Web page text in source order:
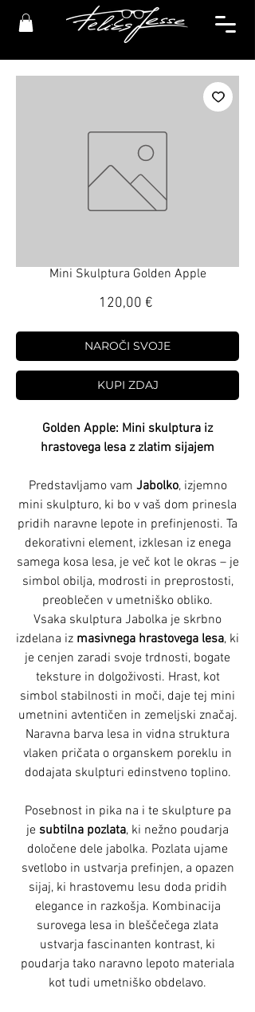
Mini Skulptura Golden Apple
120,00 €Price
NAROČI SVOJE
KUPI ZDAJ
Golden Apple: Mini skulptura iz
hrastovega lesa z zlatim sijajem
Predstavljamo vam Jabolko, izjemno
mini skulpturo, ki bo v vaš dom prinesla
pridih naravne lepote in prefinjenosti. Ta
dekorativni element, izklesan iz enega
samega kosa lesa, je več kot le okras – je
simbol obilja, modrosti in preprostosti,
preoblečen v umetniško obliko.
Vsaka skulptura Jabolka je skrbno
izdelana iz masivnega hrastovega lesa, ki
je cenjen zaradi svoje trdnosti, bogate
teksture in dolgoživosti. Hrast, kot
simbol stabilnosti in moči, daje tej mini
umetnini avtentičen in zemeljski značaj.
Naravna barva lesa in vidna struktura
vlaken pričata o organskem poreklu in
dodajata skulpturi edinstveno toplino.
Posebnost in pika na i te skulpture pa
je subtilna pozlata, ki nežno poudarja
določene dele jabolka. Pozlata ujame
svetlobo in ustvarja prefinjen, a opazen
sijaj, ki hrastovemu lesu doda pridih
elegance in razkošja. Kombinacija
surovega lesa in bleščečega zlata
ustvarja fascinanten kontrast, ki
poudarja tako naravno lepoto materiala
kot tudi umetniško obdelavo.